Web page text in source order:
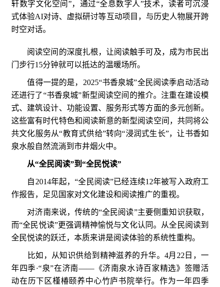
轩数字文化空间”，通过“全息数字人”技术，读者可沉浸
式体验AI对诗、虚拟研讨等互动项目，与历史人物展开跨
时空对话。
阅读空间的深度扎根，让阅读触手可及，成为市民出
门步行15分钟就可以抵达的温暖场所。
值得一提的是，2025“书香泉城”全民阅读季启动活动
还进行了“书香泉城”新型阅读空间的推介。注重在建设模
式、建筑设计、功能设置、服务形式等方面的多元创新。
这些富有时代特色和阅读新意的新型阅读空间，共同将公
共文化服务从“教育式供给”转向“浸润式生长”，让书香如
泉水般自然流淌到市井烟火中。
从“全民阅读”到“全民悦读”
自2014年起，“全民阅读”已经连续12年被写入政府工
作报告，足见国家对文化建设和阅读推广的重视。
对济南来说，传统的“全民阅读”主要侧重知识获取，
而“全民悦读”更强调精神愉悦与文化认同。从全民阅读到
全民悦读的跃迁，本质来讲是阅读体验的系统性重构。
比如，从知识供给到精神滋养的升华。4月22日，一
年四季·“泉”在济南——《济南泉水诗百家精选》签赠活
动在历下区槿椿颐养中心竹庐书院举行。作为一年四季